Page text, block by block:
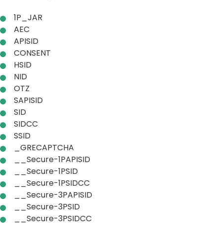
1P_JAR
AEC
APISID
CONSENT
HSID
NID
OTZ
SAPISID
SID
SIDCC
SSID
_GRECAPTCHA
__Secure-1PAPISID
__Secure-1PSID
__Secure-1PSIDCC
__Secure-3PAPISID
__Secure-3PSID
__Secure-3PSIDCC